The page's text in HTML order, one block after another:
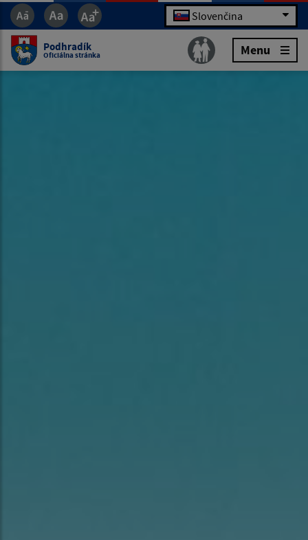
Slovenčina
Podhradík
Oficiálna stránka Menu